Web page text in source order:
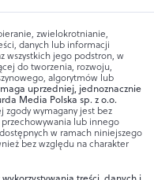
zwielokrotnianie,
danych lub informacji
wszystkich jego podstron, w
do tworzenia, rozwoju,
algorytmów lub
uprzedniej, jednoznacznie
Media Polska sp. z o.o.
zgody wymagany jest bez
lub innego
w ramach niniejszego
bez względu na charakter